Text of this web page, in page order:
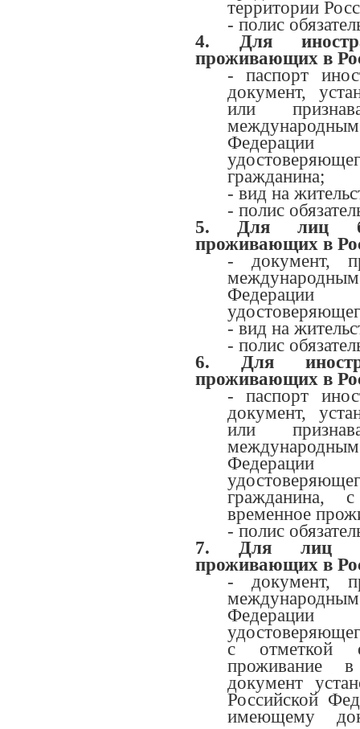
территории
- полис
4. Для
проживающих в
- паспорт
документ,
или
гражданина;
- вид на
- полис
5. Для лиц
проживающих в
- документ,
- вид на
- полис
6. Для
проживающих в
- паспорт
документ,
или
гражданина,
временное
- полис
7. Для лиц
проживающих в
- документ,
с отметкой
проживание
документ
Российской
имеющему